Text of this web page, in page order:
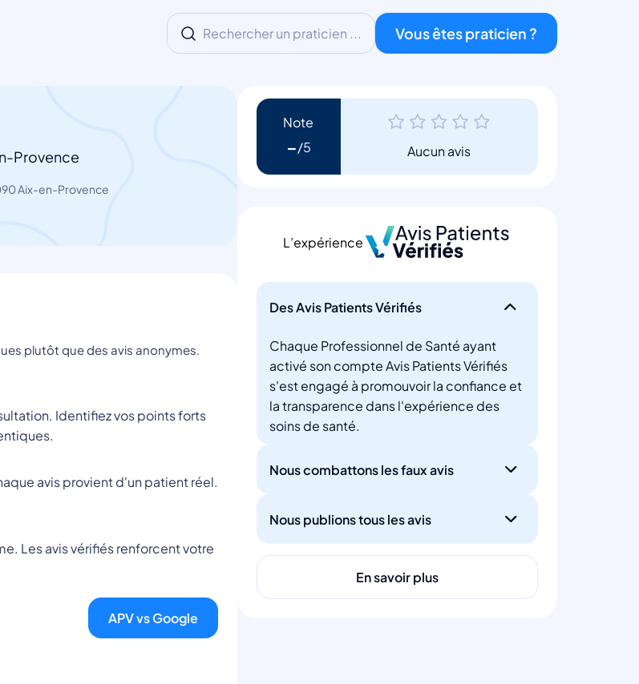
Rechercher un praticien ... Vous êtes praticien ?
Provence
Aix-en-Provence
plutôt que des avis anonymes.
Identifiez vos points forts
avis provient d'un patient réel.
Les avis vérifiés renforcent votre
APV vs Google
Note
- Aucun avis
L’expérience
Des Avis Patients Vérifiés
Chaque Professionnel de Santé ayant
activé son compte Avis Patients Vérifiés
s'est engagé à promouvoir la confiance et
la transparence dans l'expérience des
soins de santé.
Nous combattons les faux avis
Nous publions tous les avis
En savoir plus